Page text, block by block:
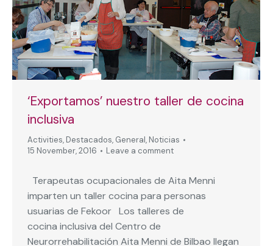
‘Exportamos’ nuestro taller de cocina
inclusiva
Activities, Destacados, General, Noticias
15 November, 2016
Leave a comment
Terapeutas ocupacionales de Aita Menni
imparten un taller cocina para personas
usuarias de Fekoor Los talleres de
cocina inclusiva del Centro de
Neurorrehabilitación Aita Menni de Bilbao llegan